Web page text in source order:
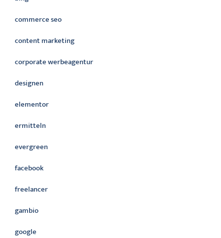
commerce seo
content marketing
corporate werbeagentur
designen
elementor
ermitteln
evergreen
facebook
freelancer
gambio
google